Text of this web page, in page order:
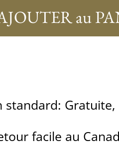
au
standard: Gratuite,
facile au